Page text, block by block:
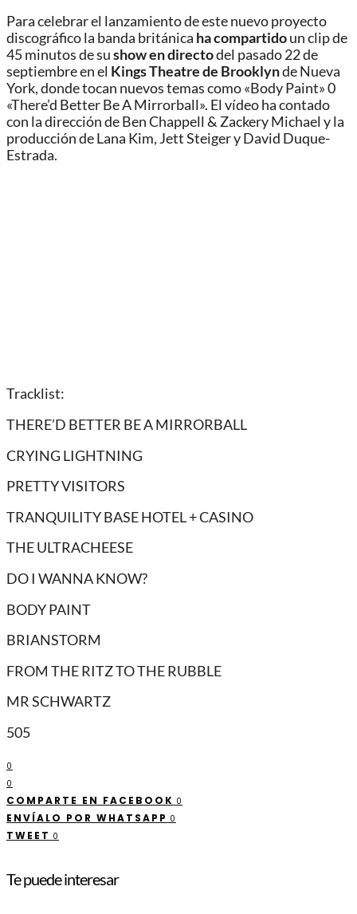
Para celebrar el lanzamiento de este nuevo proyecto
discográfico la banda británica ha compartidoun clip de
45 minutos de sushow en directodel pasado 22 de
septiembre en el Kings Theatre de Brooklynde Nueva
York, donde tocan nuevos temas como «Body Paint» 0
«There’d Better Be A Mirrorball». El vídeo ha contado
con la dirección de Ben Chappell & Zackery Michael y la
producción de Lana Kim, Jett Steiger y David Duque-
Estrada.
Tracklist:
THERE’D BETTER BE A MIRRORBALL
CRYING LIGHTNING
PRETTY VISITORS
TRANQUILITY BASE HOTEL + CASINO
THE ULTRACHEESE
DO I WANNA KNOW?
BODY PAINT
BRIANSTORM
FROM THE RITZ TO THE RUBBLE
MR SCHWARTZ
505
0
0
COMPARTE EN FACEBOOK 0
ENVÍALO POR WHATSAPP 0
TWEET 0
Te puede interesar